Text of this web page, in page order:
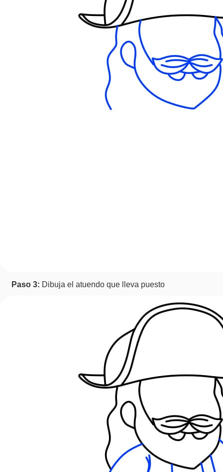
Paso 3: Dibuja el atuendo que lleva puesto